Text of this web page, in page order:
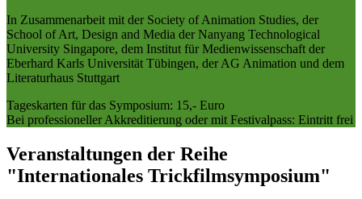
In Zusammenarbeit mit der Society of Animation Studies, der
School of Art, Design and Media der Nanyang Technological
University Singapore, dem Institut für Medienwissenschaft der
Eberhard Karls Universität Tübingen, der AG Animation und dem
Literaturhaus Stuttgart
Tageskarten für das Symposium: 15,- Euro
Bei professioneller Akkreditierung oder mit Festivalpass: Eintritt frei
Veranstaltungen der Reihe
"Internationales Trickfilmsymposium"